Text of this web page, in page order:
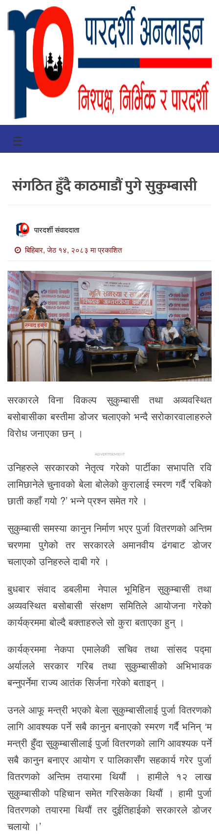
गृहपृष्ठ
भिडियो
प्रमुख
खबर
खाेज
खबर
खबर
विविध
☰
संगठित हुँदै काठमाडौं पुगे सुकुम्बासी
पारदर्शी संवाददाता
बिहिबार, जेठ १४, २०८३ मा प्रकाशित
सरकारले विना विकल्प सुकुम्बासी तथा अव्यवस्थित
बसोबासीका बस्तीमा डोजर चलाएको भन्दै सरोकारवालाहरुले
विरोध जनाएका छन् ।
ADVERTISEMENT
उनिहरुले सरकारको नेतृत्व गरेको पार्टीका सभापति रवि
लामिछानेले चुनावको बेला बोलेको कुरालाई स्मरण गर्दै ‘रबिको
छाती कहाँ गयो ?’ भन्ने प्रश्न समेत गरे ।
सुकुम्बासी समस्या कानुन निर्माण भएर पुर्जा वितरणको अन्तिम
चरणमा पुगेको तर सरकारले अमानवीय ढंगबाट डोजर
चलाएको उनिहरुले दाबी गरे ।
बुधबार संवाद डबलीमा नेपाल भूमिहिन सुकुम्बासी तथा
अव्यवस्थित बसोबासी संरक्षण समितिले आयोजना गरेको
कार्यक्रममा बोल्दै बक्ताहरुले सो कुरा बताएका हुन् ।
कार्यक्रममा नेकपा एमालेकी सचिव तथा सांसद पद्मा
अर्यालले सरकार गरिब तथा सुकुम्बासीको अभिभावक
बन्नुपर्नेमा राज्य आतंक सिर्जना गरेको बताइन् ।
उनले आफू मन्त्री भएको बेला सुकुम्बासीलाई पुर्जा वितरणको
लागि आवश्यक पर्ने सबै कानुन बनाएको स्मरण गर्दै भनिन् ‘म
मन्त्री हुँदा सुकुम्बासीलाई पुर्जा वितरणको लागि आवश्यक पर्ने
सबै कानुन बनाएर आयोग र पालिकासँग सहकार्य गरेर पुर्जा
वितरणको अन्तिम तयारमा थियौं । हामीले १२ लाख
सुकुम्बासीको पहिचान समेत गरिसकेका थियौं । हामी पुर्जा
वितरणको तयारमा थियौं तर दुईतिहाईको सरकारले डोजर
चलायो ।’